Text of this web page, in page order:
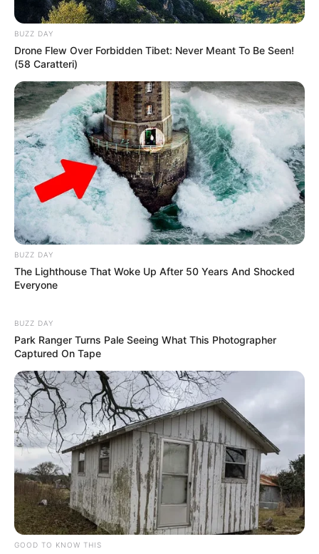
BUZZ DAY
Drone Flew Over Forbidden Tibet: Never Meant To Be Seen!
(58 Caratteri)
BUZZ DAY
The Lighthouse That Woke Up After 50 Years And Shocked
Everyone
BUZZ DAY
Park Ranger Turns Pale Seeing What This Photographer
Captured On Tape
GOOD TO KNOW THIS